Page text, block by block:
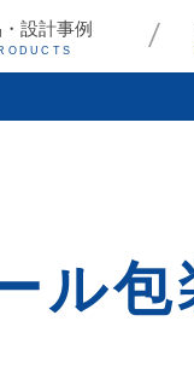
設計事例
ル包